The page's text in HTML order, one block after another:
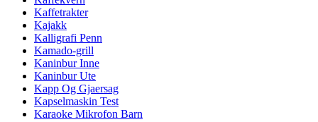
Kaffetrakter
Kajakk
Kalligrafi Penn
Kamado-grill
Kaninbur Inne
Kaninbur Ute
Kapp Og Gjaersag
Kapselmaskin Test
Karaoke Mikrofon Barn